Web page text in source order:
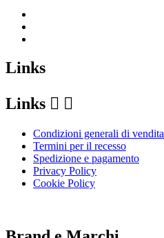
Links
Links  
Condizioni generali di vendita
Termini per il recesso
Spedizione e pagamento
Privacy Policy
Cookie Policy